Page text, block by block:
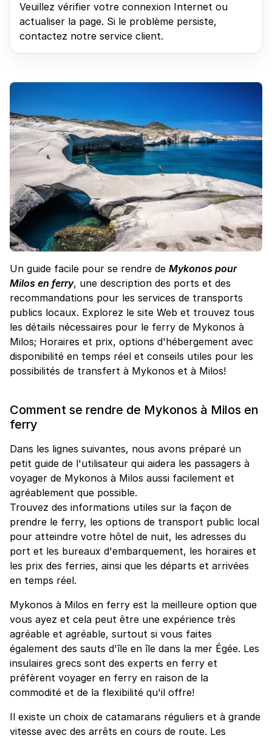
Un guide facile pour se rendre de Mykonos pour
Milos en ferry, une description des ports et des
recommandations pour les services de transports
publics locaux. Explorez le site Web et trouvez tous
les détails nécessaires pour le ferry de Mykonos à
Milos; Horaires et prix, options d'hébergement avec
disponibilité en temps réel et conseils utiles pour les
possibilités de transfert à Mykonos et à Milos!
Comment se rendre de Mykonos à Milos en
ferry
Dans les lignes suivantes, nous avons préparé un
petit guide de l'utilisateur qui aidera les passagers à
voyager de Mykonos à Milos aussi facilement et
agréablement que possible.
Trouvez des informations utiles sur la façon de
prendre le ferry, les options de transport public local
pour atteindre votre hôtel de nuit, les adresses du
port et les bureaux d'embarquement, les horaires et
les prix des ferries, ainsi que les départs et arrivées
en temps réel.
Mykonos à Milos en ferry est la meilleure option que
vous ayez et cela peut être une expérience très
agréable et agréable, surtout si vous faites
également des sauts d'île en île dans la mer Égée. Les
insulaires grecs sont des experts en ferry et
préfèrent voyager en ferry en raison de la
commodité et de la flexibilité qu'il offre!
Il existe un choix de catamarans réguliers et à grande
vitesse avec des arrêts en cours de route. Les
Veuillez vérifier votre connexion Internet ou
actualiser la page. Si le problème persiste,
contactez notre service client.